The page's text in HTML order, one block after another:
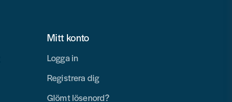
Mitt konto
Logga in
Registrera dig
Glömt lösenord?